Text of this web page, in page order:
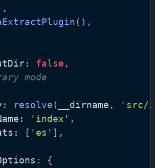
,
( ) ,
: false ,
mode
: resolve( __dirname ,
'src/
: 'index' ,
: [ 'es' ] ,
:
{